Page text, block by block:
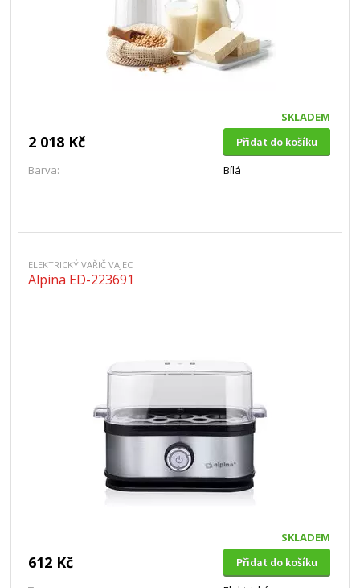
SKLADEM
2 018 Kč
Přidat do košíku
Barva:
Bílá
ELEKTRICKÝ VAŘIČ VAJEC
Alpina ED-223691
SKLADEM
612 Kč
Přidat do košíku